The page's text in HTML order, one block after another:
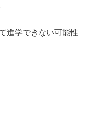
進学できない可能性